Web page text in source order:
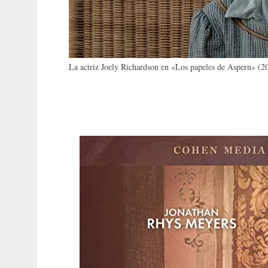
La actriz Joely Richardson en «Los papeles de Aspern»